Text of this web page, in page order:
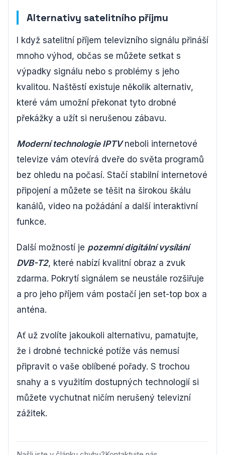
Alternativy satelitního příjmu
I když satelitní příjem televizního signálu přináší
mnoho výhod, občas se můžete setkat s
výpadky signálu nebo s problémy s jeho
kvalitou. Naštěstí existuje několik alternativ,
které vám umožní překonat tyto drobné
překážky a užít si nerušenou zábavu.
Moderní technologie IPTVneboli internetové
televize vám otevírá dveře do světa programů
bez ohledu na počasí. Stačí stabilní internetové
připojení a můžete se těšit na širokou škálu
kanálů, video na požádání a další interaktivní
funkce.
Další možností je pozemní digitální vysílání
DVB-T2, které nabízí kvalitní obraz a zvuk
zdarma. Pokrytí signálem se neustále rozšiřuje
a pro jeho příjem vám postačí jen set-top box a
anténa.
Ať už zvolíte jakoukoli alternativu, pamatujte,
že i drobné technické potíže vás nemusí
připravit o vaše oblíbené pořady. S trochou
snahy a s využitím dostupných technologií si
můžete vychutnat ničím nerušený televizní
zážitek.